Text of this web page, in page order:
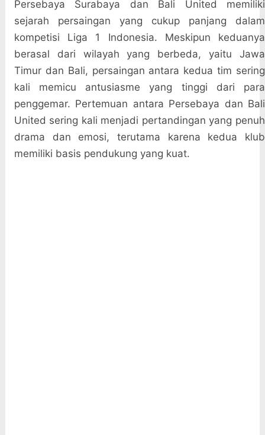
Persebaya Surabaya dan Bali United memiliki
sejarah persaingan yang cukup panjang dalam
kompetisi Liga 1 Indonesia. Meskipun keduanya
berasal dari wilayah yang berbeda, yaitu Jawa
Timur dan Bali, persaingan antara kedua tim sering
kali memicu antusiasme yang tinggi dari para
penggemar. Pertemuan antara Persebaya dan Bali
United sering kali menjadi pertandingan yang penuh
drama dan emosi, terutama karena kedua klub
memiliki basis pendukung yang kuat.